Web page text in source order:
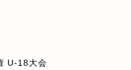
U-18大会